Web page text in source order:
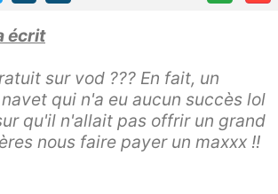
écrit
sur vod ??? En fait, un
qui n'a eu aucun succès lol
qu'il n'allait pas offrir un grand
nous faire payer un maxxx !!